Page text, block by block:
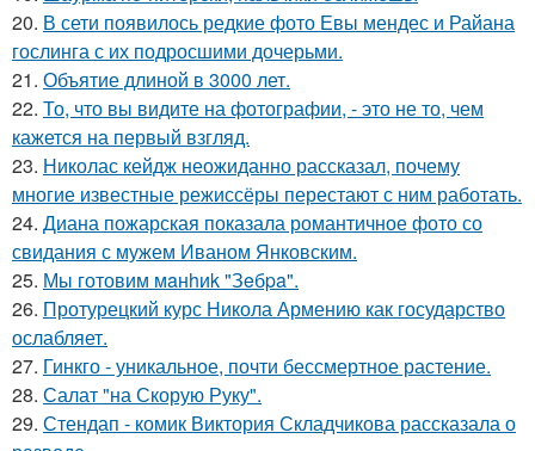
20. В сети появилось редкие фото Евы мендес и Райана
гослинга с их подросшими дочерьми.
21. Объятие длиной в 3000 лет.
22. То, что вы видите на фотографии, - это не то, чем
кажется на первый взгляд.
23. Николас кейдж неожиданно рассказал, почему
многие известные режиссёры перестают с ним работать.
24. Диана пожарская показала романтичное фото со
свидания с мужем Иваном Янковским.
25. Мы готовим мaнhиk "Зeбpa".
26. Протурецкий курс Никола Армению как государство
ослабляет.
27. Гинкго - уникальное, почти бессмертное растение.
28. Салат "на Скорую Руку".
29. Стендап - комик Виктория Складчикова рассказала о